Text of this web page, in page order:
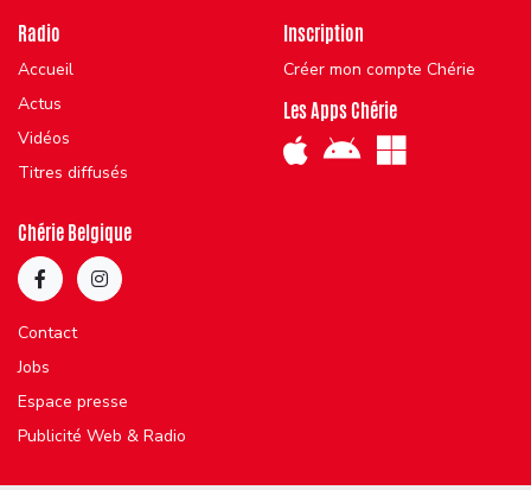
Radio
Accueil
Actus
Vidéos
Titres diffusés
Inscription
Créer mon compte Chérie
Les Apps Chérie
Chérie Belgique
Contact
Jobs
Espace presse
Publicité Web & Radio